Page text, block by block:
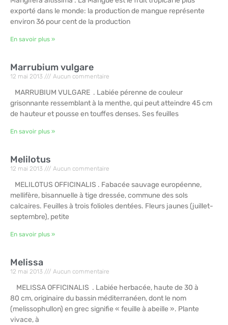
exporté dans le monde: la production de mangue représente
environ 36 pour cent de la production
En savoir plus »
Marrubium vulgare
12 mai 2013 Aucun commentaire
MARRUBIUM VULGARE . Labiée pérenne de couleur
grisonnante ressemblant à la menthe, qui peut atteindre 45 cm
de hauteur et pousse en touffes denses. Ses feuilles
En savoir plus »
Melilotus
12 mai 2013 Aucun commentaire
MELILOTUS OFFICINALIS . Fabacée sauvage européenne,
mellifère, bisannuelle à tige dressée, commune des sols
calcaires. Feuilles à trois folioles dentées. Fleurs jaunes (juillet-
septembre), petite
En savoir plus »
Melissa
12 mai 2013 Aucun commentaire
MELISSA OFFICINALIS . Labiée herbacée, haute de 30 à
80 cm, originaire du bassin méditerranéen, dont le nom
(melissophullon) en grec signifie « feuille à abeille ». Plante
vivace, à